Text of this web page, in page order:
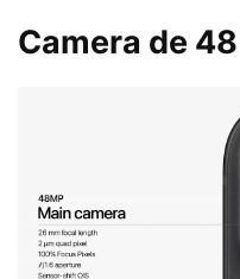
Camera de